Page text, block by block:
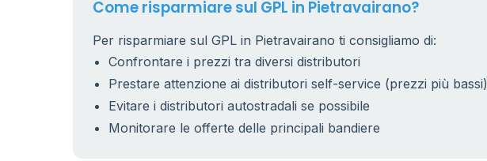
5
9
Come risparmiare sul GPL in Pietravairano?
Per risparmiare sul GPL in Pietravairano ti consigliamo di:
Confrontare i prezzi tra diversi distributori
Prestare attenzione ai distributori self-service (prezzi più bassi)
Evitare i distributori autostradali se possibile
Monitorare le offerte delle principali bandiere